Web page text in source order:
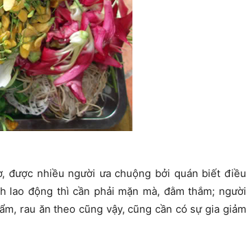
được nhiều người ưa chuộng bởi quán biết điều
lao động thì cần phải mặn mà, đằm thắm; người
rau ăn theo cũng vậy, cũng cần có sự gia giảm